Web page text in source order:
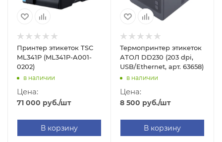
Принтер этикеток TSC
ML341P (ML341P-A001-
0202)
в наличии
Цена:
71 000 руб./шт
В корзину
Термопринтер этикеток
АТОЛ DD230 (203 dpi,
USB/Ethernet, арт. 63658)
в наличии
Цена:
8 500 руб./шт
В корзину